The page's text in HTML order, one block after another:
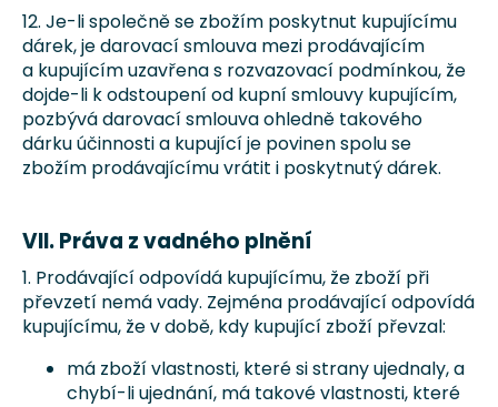
12. Je-li společně se zbožím poskytnut kupujícímu
dárek, je darovací smlouva mezi prodávajícím
a kupujícím uzavřena s rozvazovací podmínkou, že
dojde-li k odstoupení od kupní smlouvy kupujícím,
pozbývá darovací smlouva ohledně takového
dárku účinnosti a kupující je povinen spolu se
zbožím prodávajícímu vrátit i poskytnutý dárek.
VII. Práva z vadného plnění
1. Prodávající odpovídá kupujícímu, že zboží při
převzetí nemá vady. Zejména prodávající odpovídá
kupujícímu, že v době, kdy kupující zboží převzal:
má zboží vlastnosti, které si strany ujednaly, a
chybí-li ujednání, má takové vlastnosti, které